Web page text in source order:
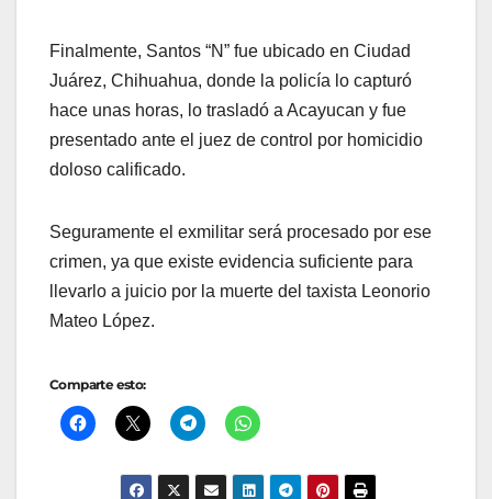
Finalmente, Santos “N” fue ubicado en Ciudad
Juárez, Chihuahua, donde la policía lo capturó
hace unas horas, lo trasladó a Acayucan y fue
presentado ante el juez de control por homicidio
doloso calificado.
Seguramente el exmilitar será procesado por ese
crimen, ya que existe evidencia suficiente para
llevarlo a juicio por la muerte del taxista Leonorio
Mateo López.
Comparte esto: